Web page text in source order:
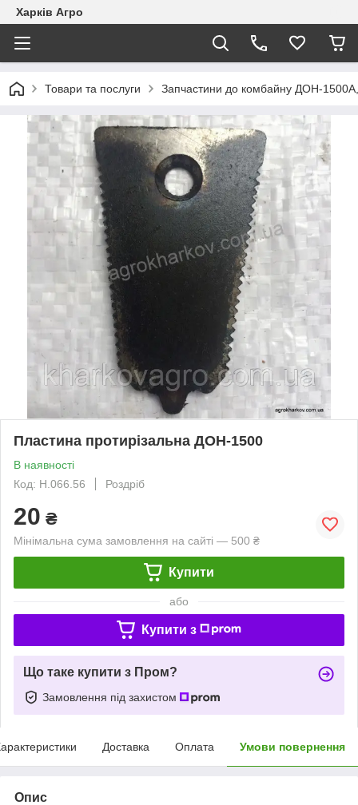
Харків Агро
Товари та послуги Запчастини до комбайну ДОН-
Пластина протирізальна ДОН-1500
В наявності
Код: Н.066.56
Роздріб
20 ₴
Мінімальна сума замовлення на сайті — 500 ₴
Купити
або
Купити з
Що таке купити з Пром?
Замовлення під захистом
Доставка Оплата Умови повернення
Опис